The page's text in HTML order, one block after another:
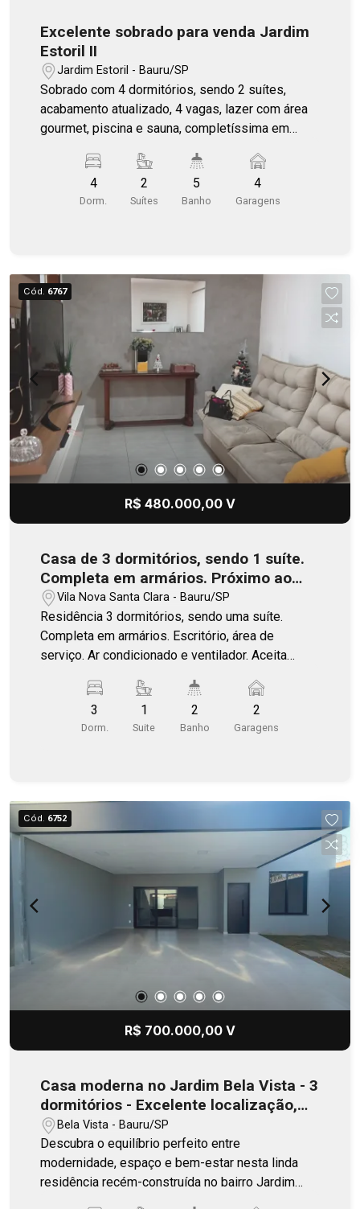
Excelente sobrado para venda Jardim
Estoril II
Jardim Estoril - Bauru/SP
Sobrado com 4 dormitórios, sendo 2 suítes,
acabamento atualizado, 4 vagas, lazer com área
gourmet, piscina e sauna, completíssima em
4
Dorm.
2
Suítes
5
Banho
4
Garagens
Cód. 6767
R$ 480.000,00 V
Casa de 3 dormitórios, sendo 1 suíte.
Completa em armários. Próximo ao
SESI.
Vila Nova Santa Clara - Bauru/SP
Residência 3 dormitórios, sendo uma suíte.
Completa em armários. Escritório, área de
serviço. Ar condicionado e ventilador. Aceita
3
Dorm.
1
Suite
2
Banho
2
Garagens
Cód. 6752
R$ 700.000,00 V
Casa moderna no Jardim Bela Vista - 3
dormitórios - Excelente localização,
Sofisticação, Conforto e 136 m² de
Elegância
Bela Vista - Bauru/SP
Descubra o equilíbrio perfeito entre
modernidade, espaço e bem-estar nesta linda
residência recém-construída no bairro Jardim